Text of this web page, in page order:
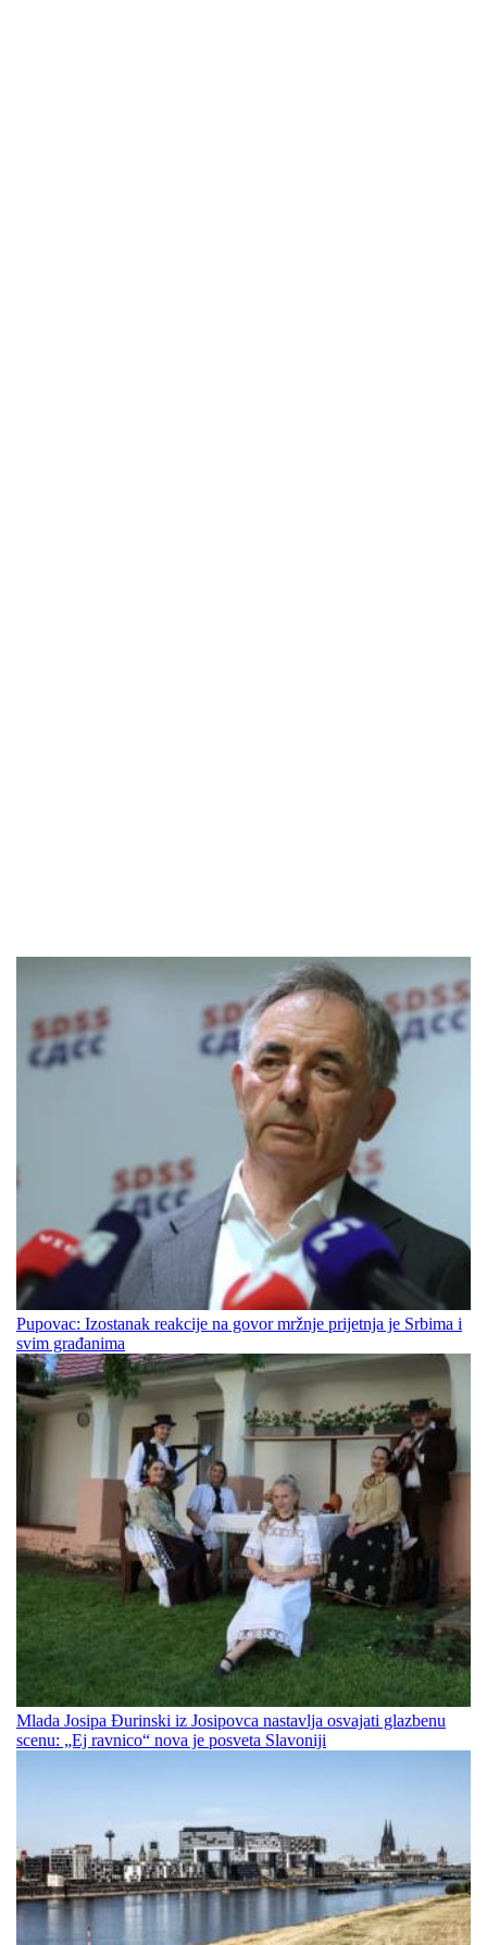
Pupovac: Izostanak reakcije na govor mržnje prijetnja je Srbima i
svim građanima
Mlada Josipa Đurinski iz Josipovca nastavlja osvajati glazbenu
scenu: „Ej ravnico“ nova je posveta Slavoniji